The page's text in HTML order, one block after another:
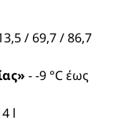
/ 69,7 / 86,7
--9 °C έως
l